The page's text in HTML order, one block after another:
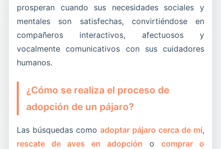
prosperan cuando sus necesidades sociales y
mentales son satisfechas, convirtiéndose en
compañeros interactivos, afectuosos y
vocalmente comunicativos con sus cuidadores
humanos.
¿Cómo se realiza el proceso de
adopción de un pájaro?
Las búsquedas como adoptar pájaro cerca de mí,
rescate de aves en adopción o comprar o